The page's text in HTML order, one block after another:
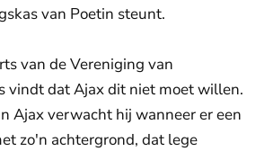
van Poetin steunt.
van de Vereniging van
vindt dat Ajax dit niet moet willen.
Ajax verwacht hij wanneer er een
zo'n achtergrond, dat lege